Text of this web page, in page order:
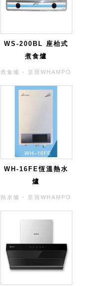
WS-200BL 座枱式
煮食爐
煮食爐 - 皇寶WHAMPO
WH-16FE恆溫熱水
爐
熱水爐 - 皇寶WHAMPO